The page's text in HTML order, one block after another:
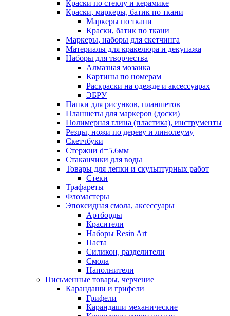
Краски по стеклу и керамике
Краски, маркеры, батик по ткани
Маркеры по ткани
Краски, батик по ткани
Маркеры, наборы для скетчинга
Материалы для кракелюра и декупажа
Наборы для творчества
Алмазная мозаика
Картины по номерам
Раскраски на одежде и аксессуарах
ЭБРУ
Папки для рисунков, планшетов
Планшеты для маркеров (доски)
Полимерная глина (пластика), инструменты
Резцы, ножи по дереву и линолеуму
Скетчбуки
Стержни d=5.6мм
Стаканчики для воды
Товары для лепки и скульптурных работ
Стеки
Трафареты
Фломастеры
Эпоксидная смола, аксессуары
Артборды
Красители
Наборы Resin Art
Паста
Силикон, разделители
Смола
Наполнители
Письменные товары, черчение
Карандаши и грифели
Грифели
Карандаши механические